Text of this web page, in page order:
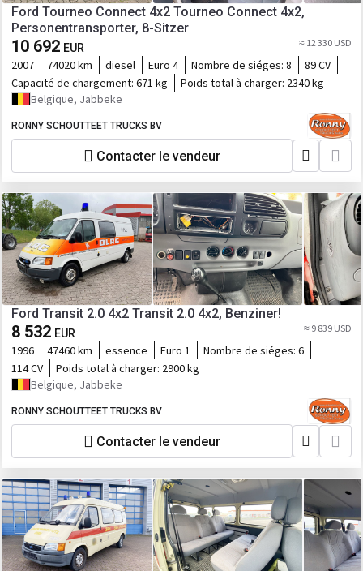
Ford Tourneo Connect 4x2 Tourneo Connect 4x2,
Personentransporter, 8-Sitzer
10 692 EUR ≈ 12 330 USD
2007 74020 km diesel Euro 4 Nombre de siéges: 8
89 CV
Capacité de chargement: 671 kg Poids total à charger: 2340 kg
Belgique, Jabbeke
RONNY SCHOUTTEET TRUCKS BV
Contacter le vendeur
Ford Transit 2.0 4x2 Transit 2.0 4x2, Benziner!
8 532 EUR ≈ 9 839 USD
1996 47460 km essence Euro 1 Nombre de siéges: 6
114 CV
Poids total à charger: 2900 kg
Belgique, Jabbeke
RONNY SCHOUTTEET TRUCKS BV
Contacter le vendeur